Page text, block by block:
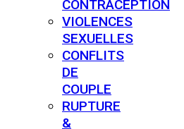
CONTRACEPTION
VIOLENCES
SEXUELLES
CONFLITS
DE
COUPLE
RUPTURE
&